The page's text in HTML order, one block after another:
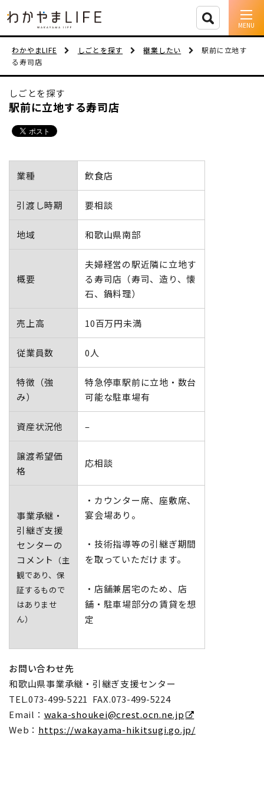
イベント情報
移住支援
人に会う
住まい
市町村を探す
移住者インタビュー
動画
地域おこし協力隊
わかやまLIFE しごとを探す 継業したい
駅前に立地す
る寿司店
しごとを探す
駅前に立地する寿司店
業種 飲食店
引渡し時期 要相談
地域 和歌山県南部
概要
夫婦経営の駅近隣に立地す
る寿司店（寿司、造り、懐
石、鍋料理）
売上高 10百万円未満
従業員数 0人
特徴（強
み）
特急停車駅前に立地・数台
可能な駐車場有
資産状況他 –
譲渡希望価
格
応相談
事業承継・
引継ぎ支援
センターの
コメント
（主
観であり、保
証するもので
はありませ
ん）
・カウンター席、座敷席、
宴会場あり。
・技術指導等の引継ぎ期間
を取っていただけます。
・店舗兼居宅のため、店
舗・駐車場部分の賃貸を想
定
お問い合わせ先
和歌山県事業承継・引継ぎ支援センター
TEL.073-499-5221 FAX.073-499-5224
Email： waka-shoukei@crest.ocn.ne.jp
Web： https://wakayama-hikitsugi.go.jp/